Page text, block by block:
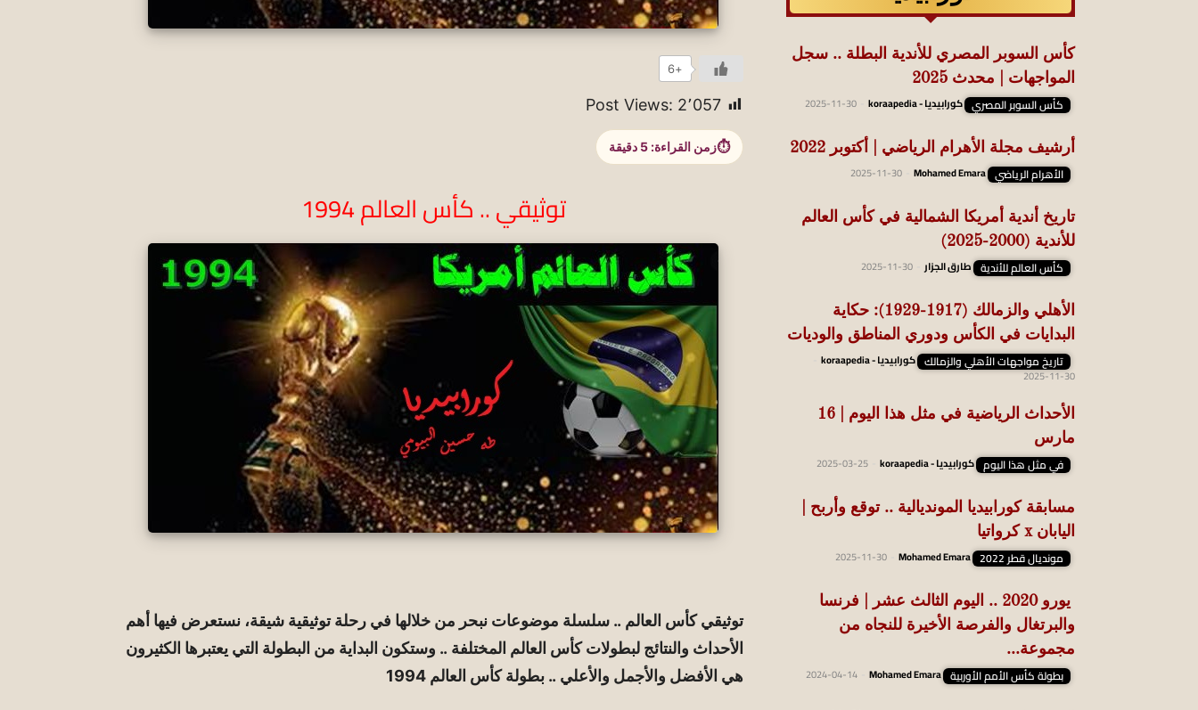
+6
Post Views: 2٬057
زمن القراءة: 5 دقيقة
توثيقي .. كأس العالم 1994
توثيقي كأس العالم .. سلسلة موضوعات نبحر من خلالها في رحلة توثيقية شيقة، نستعرض فيها أهم
الأحداث والنتائج لبطولات كأس العالم المختلفة .. وستكون البداية من البطولة التي يعتبرها الكثيرون
هي الأفضل والأجمل والأعلي .. بطولة كأس العالم 1994
كأس السوبر المصري للأندية البطلة .. سجل
المواجهات | محدث 2025
كأس السوبر المصري كورابيديا - koraapedia 2025-11-30
أرشيف مجلة الأهرام الرياضي | أكتوبر 2022
الأهرام الرياضي Mohamed Emara
2025-11-30
تاريخ أندية أمريكا الشمالية في كأس العالم
للأندية (2000-2025)
كأس العالم للأندية طارق الجزار 2025-11-30
الأهلي والزمالك (1917-1929): حكاية
البدايات في الكأس ودوري المناطق والوديات
تاريخ مواجهات الأهلي والزمالك كورابيديا - koraapedia
2025-11-30
الأحداث الرياضية في مثل هذا اليوم | 16
مارس
في مثل هذا اليوم كورابيديا - koraapedia 2025-03-25
مسابقة كورابيديا المونديالية .. توقع وأربح |
اليابان x كرواتيا
مونديال قطر 2022 Mohamed Emara
2025-11-30
يورو 2020 .. اليوم الثالث عشر | فرنسا
والبرتغال والفرصة الأخيرة للنجاه من
مجموعة...
بطولة كأس الأمم الأوربية Mohamed Emara
2024-04-14